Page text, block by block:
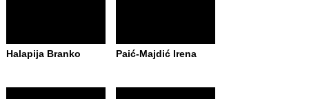
Halapija Branko Paić-Majdić Irena